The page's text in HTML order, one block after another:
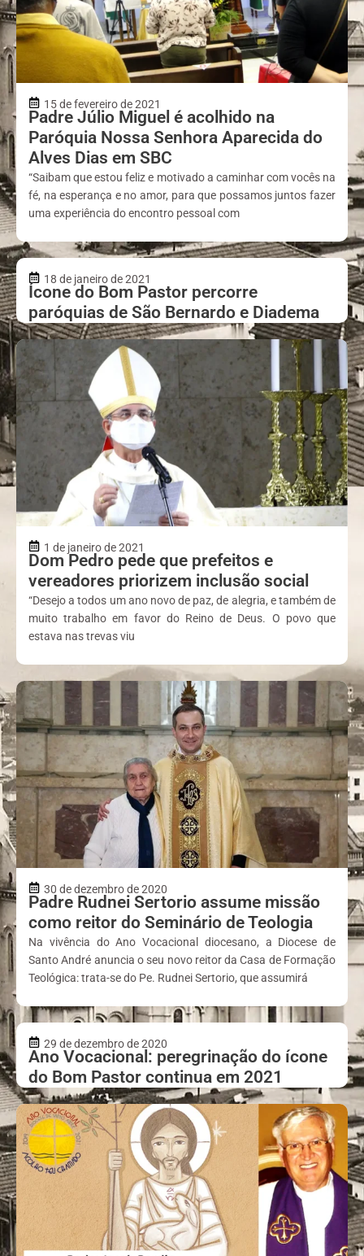
15 de fevereiro de 2021
Padre Júlio Miguel é acolhido na
Paróquia Nossa Senhora Aparecida do
Alves Dias em SBC
“Saibam que estou feliz e motivado a caminhar com vocês na
fé, na esperança e no amor, para que possamos juntos fazer
uma experiência do encontro pessoal com
18 de janeiro de 2021
Ícone do Bom Pastor percorre
paróquias de São Bernardo e Diadema
1 de janeiro de 2021
Dom Pedro pede que prefeitos e
vereadores priorizem inclusão social
“Desejo a todos um ano novo de paz, de alegria, e também de
muito trabalho em favor do Reino de Deus. O povo que
estava nas trevas viu
30 de dezembro de 2020
Padre Rudnei Sertorio assume missão
como reitor do Seminário de Teologia
Na vivência do Ano Vocacional diocesano, a Diocese de
Santo André anuncia o seu novo reitor da Casa de Formação
Teológica: trata-se do Pe. Rudnei Sertorio, que assumirá
29 de dezembro de 2020
Ano Vocacional: peregrinação do ícone
do Bom Pastor continua em 2021